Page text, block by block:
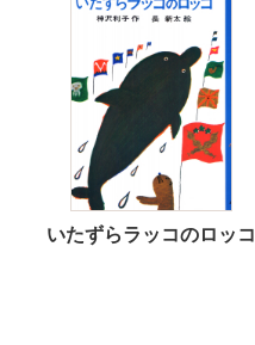
いたずらラッコのロッコ